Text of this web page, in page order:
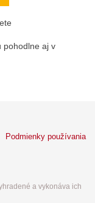
pohodlne aj v
Podmienky používania
a vykonáva ich